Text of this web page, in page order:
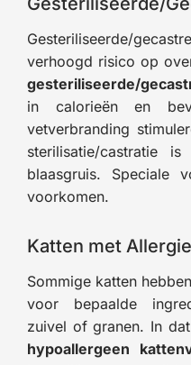
Gesteriliseerde/
verhoogd risico op
gesteriliseerde/
in calorieën en
vetverbranding
sterilisatie/castratie
blaasgruis. Speciale
voorkomen.
Katten met
Sommige katten
voor bepaalde
zuivel of granen. In
hypoallergeen